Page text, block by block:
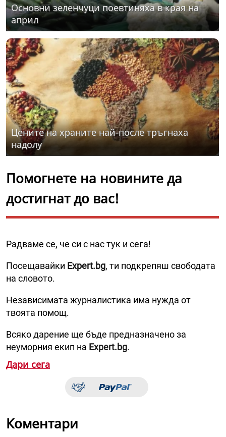
Основни зеленчуци поевтиняха в края на
април
Цените на храните най-после тръгнаха
надолу
Помогнете на новините да
достигнат до вас!
Радваме се, че си с нас тук и сега!
Посещавайки Expert.bg, ти подкрепяш свободата
на словото.
Независимата журналистика има нужда от
твоята помощ.
Всяко дарение ще бъде предназначено за
неуморния екип на Expert.bg.
Дари сега
Коментари